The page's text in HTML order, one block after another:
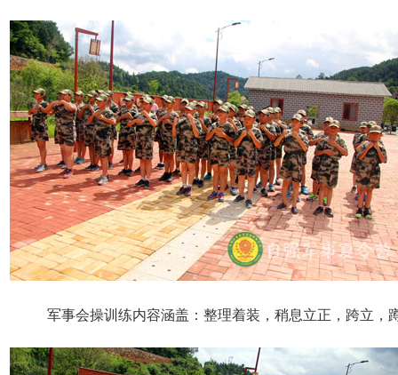
军事会操训练内容涵盖：整理着装，稍息立正，跨立